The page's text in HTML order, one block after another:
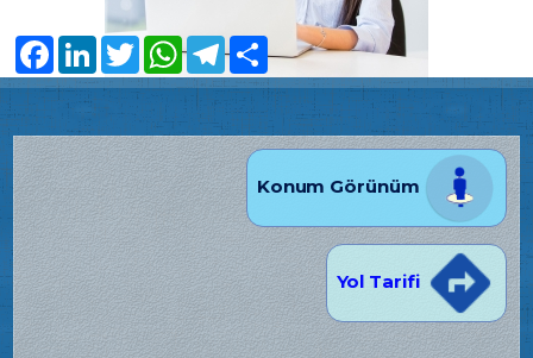
Konum Görünüm
Yol Tarifi
FacebookLinkedInTwitter WhatsAppTelegramShare